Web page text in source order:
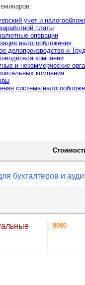
учет и
платы
операции
налогообложения
делопроизводство и
компании
и некоммерческие
компания
система
бухгалтеров и
9000